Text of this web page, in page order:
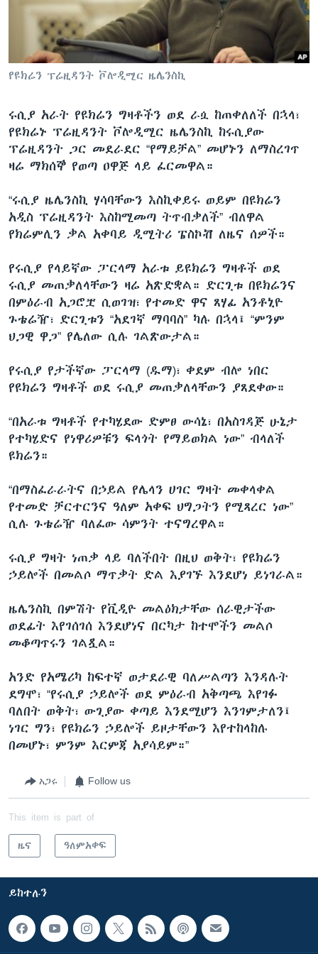
ቋንቋዎች
የዩክሬን ፕሬዚዳንት ቮሎዲሚር ዜሌንስኪ
ሩሲያ አራት የዩክሬን ግዛቶችን ወደ ራሷ ከጠቀለለች በኋላ፣
የዩክሬኑ ፕሬዚዳንት ቮሎዲሚር ዜሌንስኪ ከሩሲያው
ፕሬዚዳንት ጋር መደራደር “የማይቻል” መሆኑን ለማስረገጥ
ዛሬ ማክሰኞ የወጣ ዐዋጅ ላይ ፈርመዋል።
“ሩሲያ ዜሌንስኪ ሃሳባቸውን እስኪቀይሩ ወይም በዩክሬን
አዲስ ፕሬዚዳንት እስከሚመጣ ትጥብቃለች” ብለዋል
የክሬምሊን ቃል አቀባይ ዲሚትሪ ፔስኮቭ ለዜና ሰዎች።
የሩሲያ የላይኛው ፓርላማ አራቱ ይዩክሬን ግዛቶች ወደ
ሩሲያ መጠቃለላቸውን ዛሬ አጽድቋል። ድርጊቱ በዩክሬንና
በምዕራብ አጋሮቿ ሲወገዝ፣ የተመድ ዋና ጸሃፊ አንቶኒዮ
ጉቴሬዥ፣ ድርጊቱን “አደገኛ ማባባስ” ካሉ በኋላ፤ “ምንም
ህጋዊ ዋጋ” የሌለው ሲሉ ገልጽውታል።
የሩሲያ የታችኛው ፓርላማ (ዱማ)፣ ቀደም ብሎ ነበር
የዩክሬን ግዛቶች ወደ ሩሲያ መጠቃለላቸውን ያጸደቀው።
“በአራቱ ግዛቶች የተካሄደው ድምፀ ውሳኔ፣ በአስገዳጅ ሁኔታ
የተካሄድና የነዋሪዎቹን ፍላጎት የማይወክል ነው” ብላለች
ዩክሬን።
“በማስፈራራትና በኃይል የሌላን ሀገር ግዛት መቀላቀል
የተመድ ቻርተርንና ዓለም አቀፍ ህግጋትን የሚጻረር ነው”
ሲሉ ጉቴሬዥ ባለፈው ሳምንት ተናግረዋል።
ሩሲያ ግዛት ነጠቃ ላይ ባለችበት በዚህ ወቅት፣ የዩክሬን
ኃይሎች በመልሶ ማጥቃት ድል እያገኙ እንደሆነ ይነገራል።
ዜሌንስኪ በምሽት የቪዲዮ መልዕክታቸው ሰራዊታችው
ወደፊት እየገሰገሰ እንደሆነና በርካታ ከተሞችን መልሶ
መቆጣጥሩን ገልጿል።
አንድ የአሜሪካ ከፍተኛ ወታደራዊ ባለሥልጣን እንዳሉት
ደግሞ፣ “የሩሲያ ኃይሎች ወደ ምዕራብ አቅጣጫ እየገፉ
ባለበት ወቅት፣ ውጊያው ቀጣይ እንደሚሆን እንገምታለን፤
ነገር ግን፣ የዩክሬን ኃይሎች ይዞታቸውን እየተከላከሉ
በመሆኑ፣ ምንም እርምጃ አያሳይም።”
አጋሩ Follow us
This item is part of
ዜና ዓለምአቀፍ
ይከተሉን